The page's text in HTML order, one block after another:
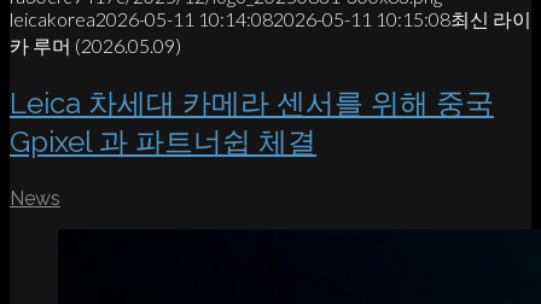
leicakorea2026-05-11 10:14:082026-05-11 10:15:08최신 라이
카 루머 (2026.05.09)
Leica 차세대 카메라 센서를 위해 중국
Gpixel 과 파트너쉽 체결
News